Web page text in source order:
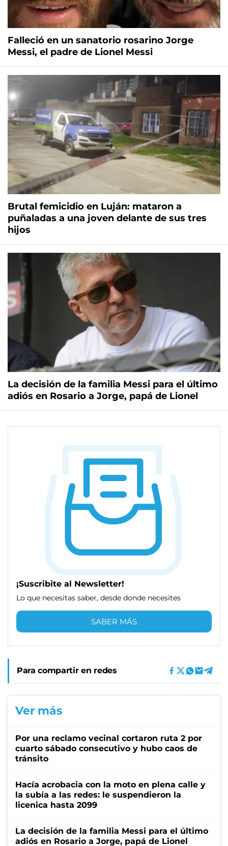
Falleció en un sanatorio rosarino Jorge
Messi, el padre de Lionel Messi
Brutal femicidio en Luján: mataron a
puñaladas a una joven delante de sus tres
hijos
La decisión de la familia Messi para el último
adiós en Rosario a Jorge, papá de Lionel
¡Suscribite al Newsletter!
Lo que necesitas saber, desde donde necesites
SABER MÁS
Para compartir en redes
Ver más
Por una reclamo vecinal cortaron ruta 2 por
cuarto sábado consecutivo y hubo caos de
tránsito
Hacía acrobacia con la moto en plena calle y
la subía a las redes: le suspendieron la
licenica hasta 2099
La decisión de la familia Messi para el último
adiós en Rosario a Jorge, papá de Lionel